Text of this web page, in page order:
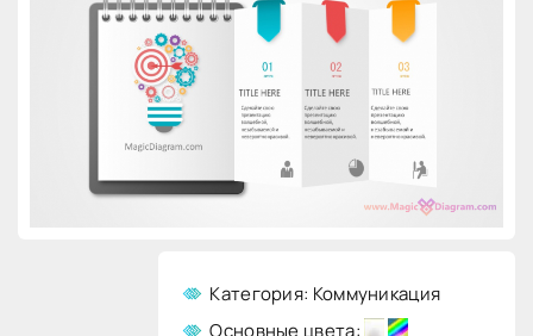
Категория: Коммуникация
Основные цвета: